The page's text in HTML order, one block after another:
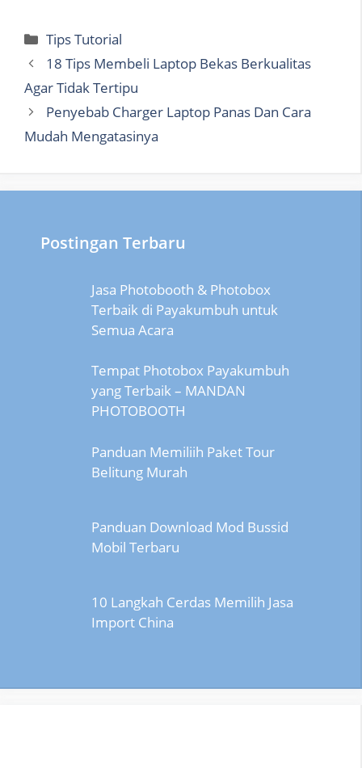
Categories
Tips Tutorial
18 Tips Membeli Laptop Bekas Berkualitas
Agar Tidak Tertipu
Penyebab Charger Laptop Panas Dan Cara
Mudah Mengatasinya
Postingan Terbaru
Jasa Photobooth & Photobox
Terbaik di Payakumbuh untuk
Semua Acara
Tempat Photobox Payakumbuh
yang Terbaik – MANDAN
PHOTOBOOTH
Panduan Memiliih Paket Tour
Belitung Murah
Panduan Download Mod Bussid
Mobil Terbaru
10 Langkah Cerdas Memilih Jasa
Import China